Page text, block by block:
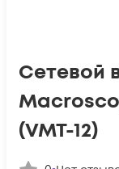
Сетевой
(VMT-12)